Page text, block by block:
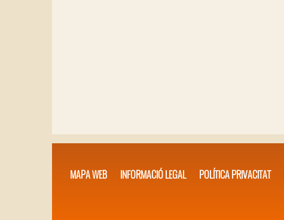
MAPA WEB INFORMACIÓ LEGAL POLÍTICA PRIVACITAT